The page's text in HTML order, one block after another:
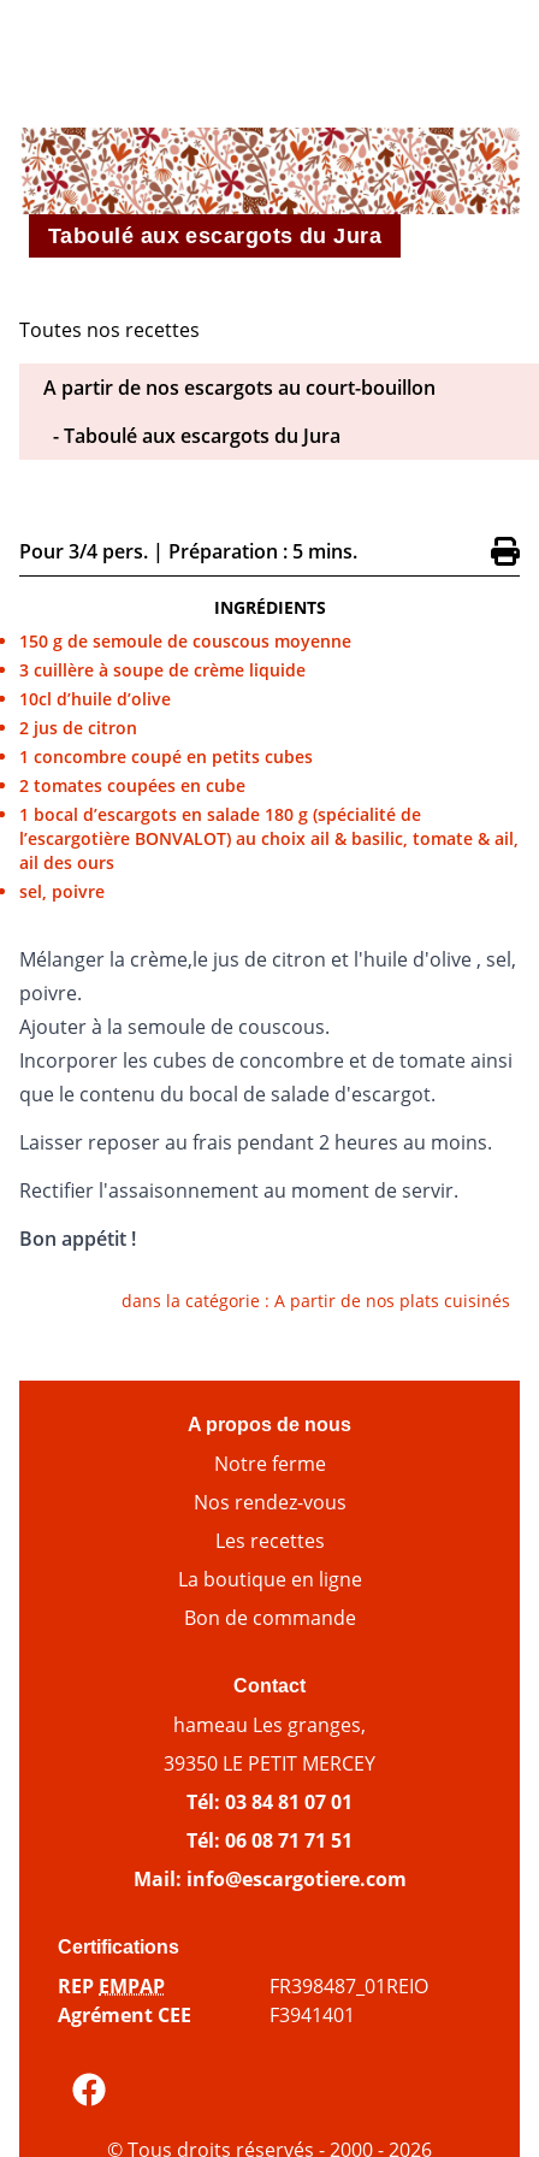
Taboulé aux escargots du Jura
Toutes nos recettes
Pour 3/4 pers. | Préparation : 5 mins.
INGRÉDIENTS
150 g de semoule de couscous moyenne
3 cuillère à soupe de crème liquide
10cl d’huile d’olive
2 jus de citron
1 concombre coupé en petits cubes
2 tomates coupées en cube
1 bocal d’escargots en salade 180 g (spécialité de
l’escargotière BONVALOT) au choix ail & basilic, tomate & ail,
ail des ours
sel, poivre
Mélanger la crème,le jus de citron et l'huile d'olive , sel,
poivre.
Ajouter à la semoule de couscous.
Incorporer les cubes de concombre et de tomate ainsi
que le contenu du bocal de salade d'escargot.
Laisser reposer au frais pendant 2 heures au moins.
Rectifier l'assaisonnement au moment de servir.
Bon appétit !
dans la catégorie : A partir de nos plats cuisinés
A propos de nous
Notre ferme
Nos rendez-vous
Les recettes
La boutique en ligne
Bon de commande
Contact
hameau Les granges,
39350 LE PETIT MERCEY
Tél: 03 84 81 07 01
Tél: 06 08 71 71 51
Mail: info@escargotiere.com
Certifications
REP EMPAP
FR398487_01REIO
Agrément CEE
F3941401
© Tous droits réservés - 2000 - 2026